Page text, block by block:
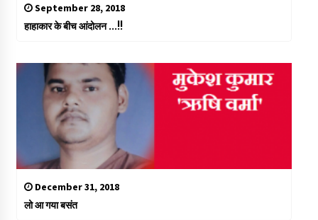
September 28, 2018
हाहाकार के बीच आंदोलन …!!
December 31, 2018
लो आ गया बसंत